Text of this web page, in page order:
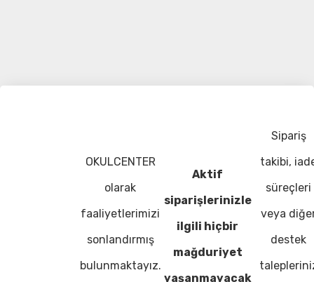
OKULCENTER
olarak
faaliyetlerimizi
sonlandırmış
bulunmaktayız.
Aktif
siparişlerinizle
ilgili hiçbir
mağduriyet
yaşanmayacak
Sipariş
takibi,
süreçleri
veya
destek